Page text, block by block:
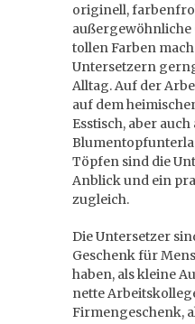
originell,
außergewöhnliche
tollen Farben
Untersetzern
Alltag. Auf der
auf dem
Esstisch, aber auch
Töpfen sind die
Anblick und ein
zugleich.
Die Untersetzer
Geschenk für
haben, als kleine
nette
Firmengeschenk,